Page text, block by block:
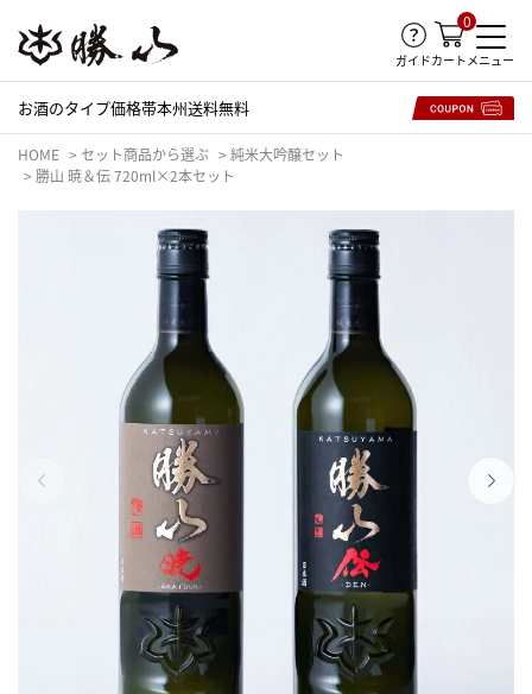
ガイドカート
0
メニュー
お酒のタイプ価格帯本州送料無料
HOME セット商品から選ぶ
純米大吟醸セット
勝山 暁＆伝 720ml×2本セット